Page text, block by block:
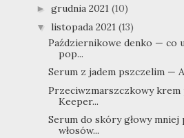
► grudnia 2021 (10)
▼ listopada 2021 (13)
Październikowe denko — co
pop...
Serum z jadem pszczelim —
Przeciwzmarszczkowy krem
Keeper...
Serum do skóry głowy
włosów...